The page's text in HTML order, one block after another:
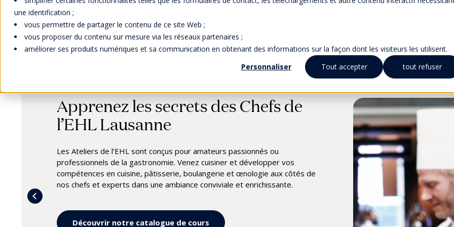
une identification ;
vous permettre de partager le contenu de ce site Web ;
vous proposer du contenu sur mesure via les réseaux partenaires ;
améliorer ses produits numériques et sa communication en obtenant des informations sur la façon dont les visiteurs les utilisent.
Personnaliser
Tout accepter tout refuser
Les Ateliers - Campus Lausanne
Les Ateliers sont en pause estivale
Les prochains ateliers seront mis en lignefin aoûtpour les ateliers
d'automne.
retour.
Apprenez les secrets des Chefs de
l’EHL Lausanne
Les Ateliers de l’EHL sont conçus pour amateurs passionnés ou
professionnels de la gastronomie. Venez cuisiner et développer vos
compétences en cuisine, pâtisserie, boulangerie et œnologie aux côtés de
nos chefs et experts dans une ambiance conviviale et enrichissante.
Découvrir notre catalogue de cours
Coffret Gourmet EHL
Découvrez le Coffret Gourmet EHL, le cadeau parfait pour les fêtes !
Élaboré par nos Meilleurs Ouvriers de France avec nos étudiants en arts
pratiques, ce coffret exclusif vous invite à un voyage culinaire inoubliable...
Disponible à la boutique EHL.